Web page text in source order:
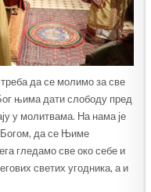
да се молимо за све
њима дати слободу пред
у молитвама. На нама је
да се Њиме
гледамо све око себе и
светих угодника, а и